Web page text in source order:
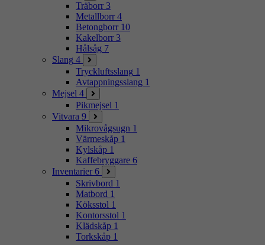
Träborr 3
Metallborr 4
Betongborr 10
Kakelborr 3
Hålsåg 7
Slang 4
Tryckluftsslang 1
Avtappningsslang 1
Mejsel 4
Pikmejsel 1
Vitvara 9
Mikrovågsugn 1
Värmeskåp 1
Kylskåp 1
Kaffebryggare 6
Inventarier 6
Skrivbord 1
Matbord 1
Köksstol 1
Kontorsstol 1
Klädskåp 1
Torkskåp 1